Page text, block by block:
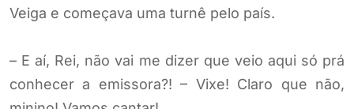
Veiga e começava uma turnê pelo país.
– E aí, Rei, não vai me dizer que veio aqui só prá
conhecer a emissora?! – Vixe! Claro que não,